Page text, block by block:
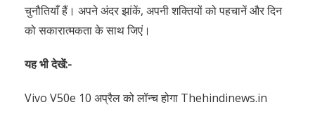
चुनौतियाँ हैं। अपने अंदर झांकें, अपनी शक्तियों को पहचानें और दिन
को सकारात्मकता के साथ जिएं।
यह भी देखें:-
Vivo V50e 10 अप्रैल को लॉन्च होगा Thehindinews.in